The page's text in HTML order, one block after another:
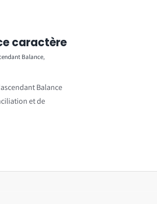
caractère
Balance,
Balance
et de